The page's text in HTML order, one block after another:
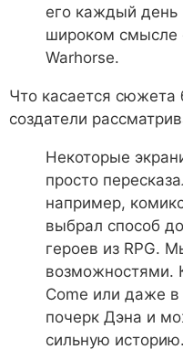
его каждый день
широком смысле
Warhorse.
Что касается сюжета
создатели
Некоторые
просто
например,
выбрал способ
героев из RPG.
возможностями.
Come или даже в
почерк Дэна и
сильную историю.